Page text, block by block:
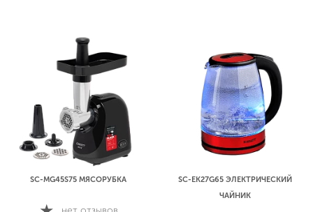
МЯСОРУБКА
SC-EK27G65 ЭЛЕКТРИЧЕСКИЙ